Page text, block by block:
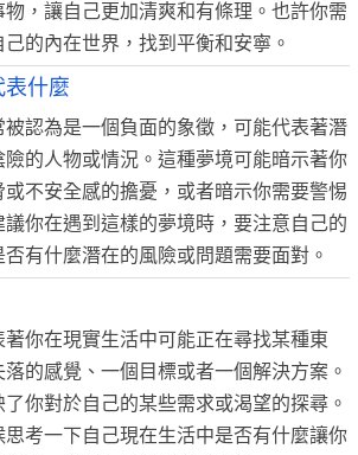
，讓自己更加清爽和有條理。也許你需
的內在世界，找到平衡和安寧。
表什麼
認為是一個負面的象徵，可能代表著潛
的人物或情況。這種夢境可能暗示著你
不安全感的擔憂，或者暗示你需要警惕
你在遇到這樣的夢境時，要注意自己的
有什麼潛在的風險或問題需要面對。
你在現實生活中可能正在尋找某種東
的感覺、一個目標或者一個解決方案。
你對於自己的某些需求或渴望的探尋。
考一下自己現在生活中是否有什麼讓你